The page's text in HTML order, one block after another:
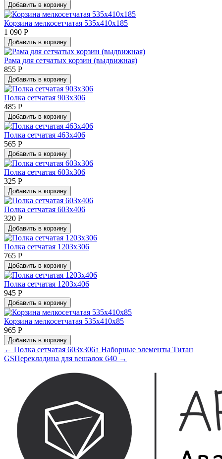
Добавить в корзину
Корзина мелкосетчатая 535х410х185
1 090 Р
Добавить в корзину
Рама для сетчатых корзин (выдвижная)
855 Р
Добавить в корзину
Полка сетчатая 903х306
485 Р
Добавить в корзину
Полка сетчатая 463х406
565 Р
Добавить в корзину
Полка сетчатая 603х306
325 Р
Добавить в корзину
Полка сетчатая 603х406
320 Р
Добавить в корзину
Полка сетчатая 1203х306
765 Р
Добавить в корзину
Полка сетчатая 1203х406
945 Р
Добавить в корзину
Корзина мелкосетчатая 535x410x85
965 Р
Добавить в корзину
← Полка сетчатая 603х306↑ Наборные элементы Титан
GSПерекладина для вешалок 640 →